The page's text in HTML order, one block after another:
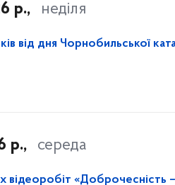
р., неділя
від дня Чорнобильської
р., середа
відеоробіт «Доброчесність